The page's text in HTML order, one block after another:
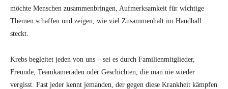
möchte Menschen zusammenbringen, Aufmerksamkeit für wichtige
Themen schaffen und zeigen, wie viel Zusammenhalt im Handball
steckt.
Krebs begleitet jeden von uns – sei es durch Familienmitglieder,
Freunde, Teamkameraden oder Geschichten, die man nie wieder
vergisst. Fast jeder kennt jemanden, der gegen diese Krankheit kämpfen